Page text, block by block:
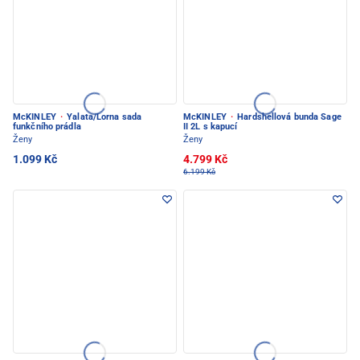
McKINLEY · Yalata/Lorna sada
funkčního prádla
Ženy
1.099 Kč
McKINLEY · Hardshellová bunda Sage
II 2L s kapucí
Ženy
4.799 Kč
6.199 Kč